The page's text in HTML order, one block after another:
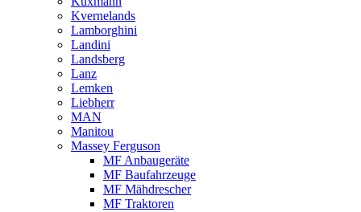
Kvernelands
Lamborghini
Landini
Landsberg
Lanz
Lemken
Liebherr
MAN
Manitou
Massey Ferguson
MF Anbaugeräte
MF Baufahrzeuge
MF Mähdrescher
MF Traktoren